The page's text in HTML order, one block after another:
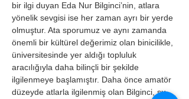
bir ilgi duyan Eda Nur Bilginci’nin, atlara
yönelik sevgisi ise her zaman ayrı bir yerde
olmuştur. Ata sporumuz ve aynı zamanda
önemli bir kültürel değerimiz olan binicilikle,
üniversitesinde yer aldığı topluluk
aracılığıyla daha bilinçli bir şekilde
ilgilenmeye başlamıştır. Daha önce amatör
düzeyde atlarla ilgilenmiş olan Bilginci, şu